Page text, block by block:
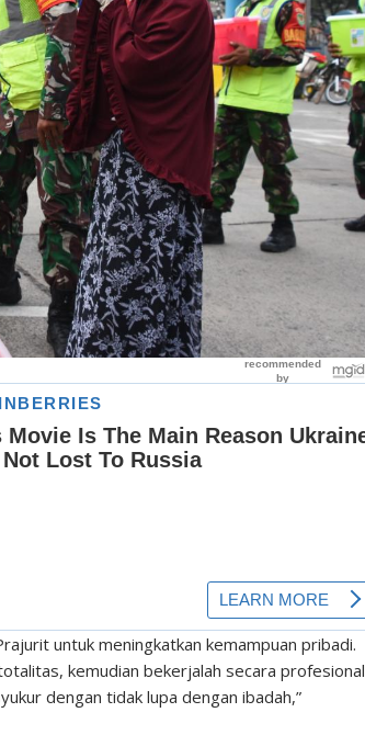
untuk meningkatkan kemampuan pribadi.
kemudian bekerjalah secara profesional
dengan tidak lupa dengan ibadah,”